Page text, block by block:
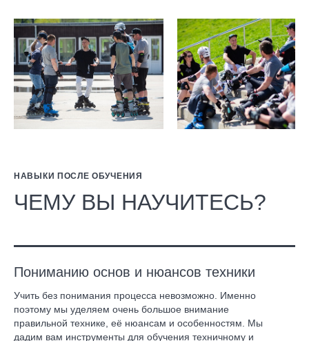
НАВЫКИ ПОСЛЕ ОБУЧЕНИЯ
ЧЕМУ ВЫ НАУЧИТЕСЬ?
Пониманию основ и нюансов техники
Учить без понимания процесса невозможно. Именно
поэтому мы уделяем очень большое внимание
правильной технике, её нюансам и особенностям. Мы
дадим вам инструменты для обучения техничному и